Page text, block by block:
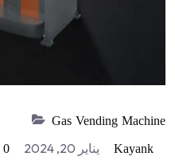
Gas Vending Machine
Kayank
يناير 20, 2024 0 Comments